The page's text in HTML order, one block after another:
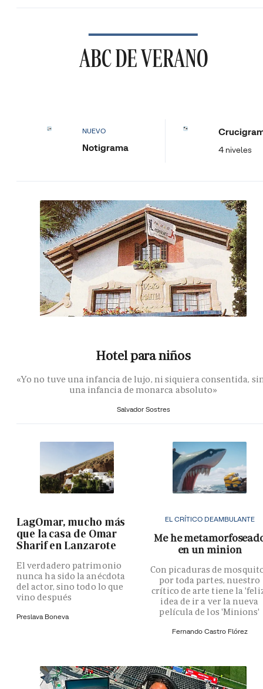
ABC DE VERANO
NUEVO
Notigrama 4 niveles
Hotel para niños
«Yo no tuve una infancia de lujo, ni siquiera consentida,
una infancia de monarca absoluto»
Salvador Sostres
LagOmar, mucho más
que la casa de Omar
Sharif en Lanzarote
El verdadero patrimonio
nunca ha sido la anécdota
del actor, sino todo lo que
vino después
Preslava Boneva
EL CRÍTICO DEAMBULANTE
Me he
en un minion
Con picaduras de
por toda partes, nuestro
crítico de arte tiene la
idea de ir a ver la nueva
película de los 'Minions'
Fernando Castro Flórez